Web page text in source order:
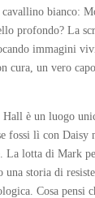
cavallino bianco:
profondo? La
immagini
cura, un vero
è un luogo
fossi lì con Daisy
La lotta di Mark
una storia di
Cosa pensi